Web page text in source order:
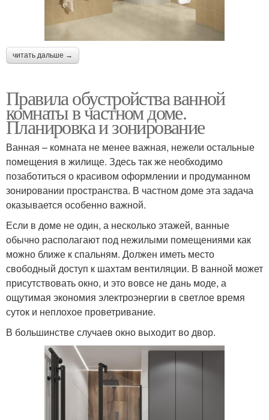
читать дальше →
Правила обустройства ванной
комнаты в частном доме.
Планировка и зонирование
Ванная – комната не менее важная, нежели остальные
помещения в жилище. Здесь так же необходимо
позаботиться о красивом оформлении и продуманном
зонировании пространства. В частном доме эта задача
оказывается особенно важной.
Если в доме не один, а несколько этажей, ванные
обычно располагают под нежилыми помещениями как
можно ближе к спальням. Должен иметь место
свободный доступ к шахтам вентиляции. В ванной может
присутствовать окно, и это вовсе не дань моде, а
ощутимая экономия электроэнергии в светлое время
суток и неплохое проветривание.
В большинстве случаев окно выходит во двор.